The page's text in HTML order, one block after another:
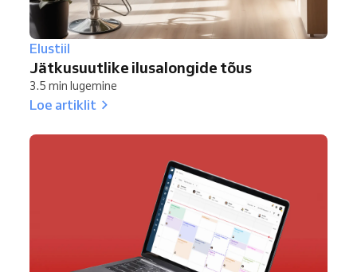
Elustiil
Jätkusuutlike ilusalongide tõus
3.5 min lugemine
Loe artiklit